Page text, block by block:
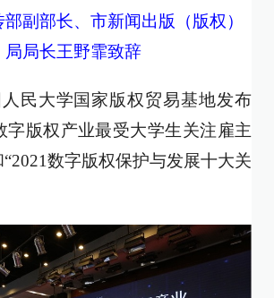
副部长、市新闻出版（版权）
局局长王野霏致辞
民大学国家版权贸易基地发布
字版权产业最受大学生关注雇主
“2021数字版权保护与发展十大关